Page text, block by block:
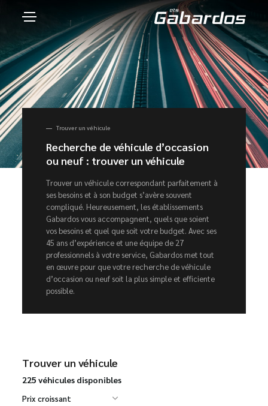
Trouver un véhicule
Recherche de véhicule d’occasion
ou neuf : trouver un véhicule
Trouver un véhicule correspondant parfaitement à
ses besoins et à son budget s’avère souvent
compliqué. Heureusement, les établissements
Gabardos vous accompagnent, quels que soient
vos besoins et quel que soit votre budget. Avec ses
45 ans d’expérience et une équipe de 27
professionnels à votre service, Gabardos met tout
en œuvre pour que votre recherche de véhicule
d’occasion ou neuf soit la plus simple et efficiente
possible.
Trouver un véhicule
225 véhicules disponibles
Prix croissant